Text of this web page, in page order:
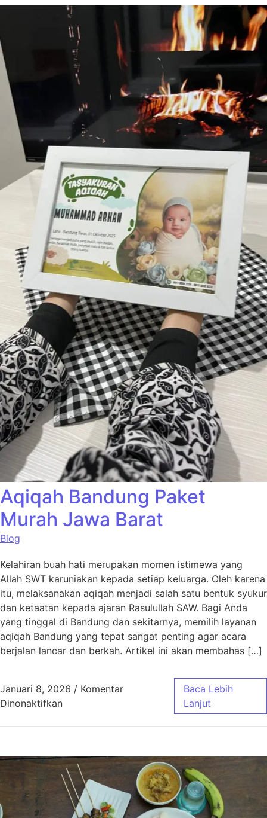
Aqiqah Bandung Paket
Murah Jawa Barat
Blog
Kelahiran buah hati merupakan momen istimewa yang
Allah SWT karuniakan kepada setiap keluarga. Oleh karena
itu, melaksanakan aqiqah menjadi salah satu bentuk syukur
dan ketaatan kepada ajaran Rasulullah SAW. Bagi Anda
yang tinggal di Bandung dan sekitarnya, memilih layanan
aqiqah Bandung yang tepat sangat penting agar acara
berjalan lancar dan berkah. Artikel ini akan membahas […]
Januari 8, 2026 / Komentar
Dinonaktifkanpada Aqiqah Bandung Paket Murah Jawa
Baca Lebih
Lanjut